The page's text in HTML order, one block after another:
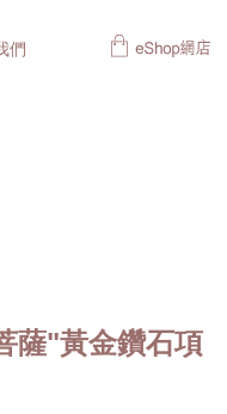
們
薩"黃金鑽石項